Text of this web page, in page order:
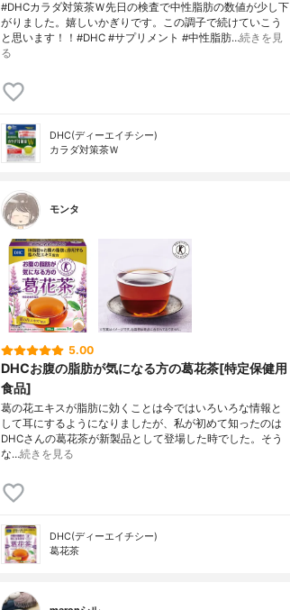
#DHCカラダ対策茶Ｗ先日の検査で中性脂肪の数値が少し下
がりました。嬉しいかぎりです。この調子で続けていこう
と思います！！#DHC #サプリメント #中性脂肪…続きを見
る
DHC(ディーエイチシー)
カラダ対策茶Ｗ
モンタ
5.00
DHCお腹の脂肪が気になる方の葛花茶[特定保健用
食品]
葛の花エキスが脂肪に効くことは今ではいろいろな情報と
して耳にするようになりましたが、私が初めて知ったのは
DHCさんの葛花茶が新製品として登場した時でした。そう
な…続きを見る
DHC(ディーエイチシー)
葛花茶